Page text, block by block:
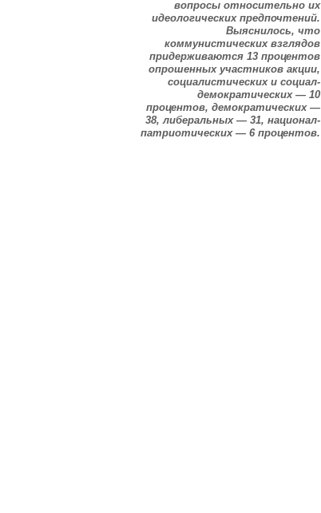
вопросы относительно их
идеологических предпочтений.
Выяснилось, что
коммунистических взглядов
придерживаются 13 процентов
опрошенных участников акции,
социалистических и социал-
демократических — 10
процентов, демократических —
38, либеральных — 31, национал-
патриотических — 6 процентов.